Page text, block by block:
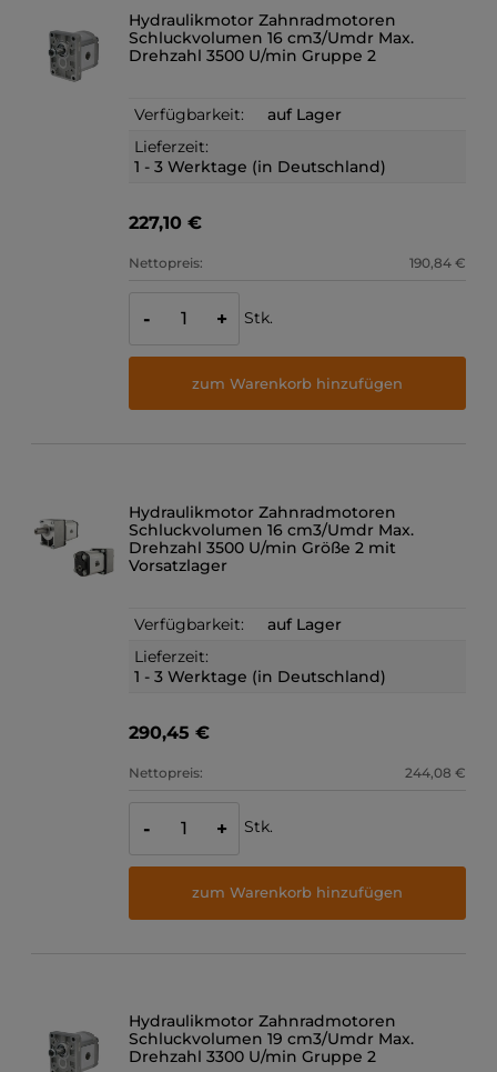
Hydraulikmotor Zahnradmotoren
Schluckvolumen 16 cm3/Umdr Max.
Drehzahl 3500 U/min Gruppe 2
Verfügbarkeit:
auf Lager
Lieferzeit:
1 - 3 Werktage (in Deutschland)
227,10 €
Nettopreis: 190,84 €
- + Stk.
zum Warenkorb hinzufügen
Hydraulikmotor Zahnradmotoren
Schluckvolumen 16 cm3/Umdr Max.
Drehzahl 3500 U/min Größe 2 mit
Vorsatzlager
Verfügbarkeit:
auf Lager
Lieferzeit:
1 - 3 Werktage (in Deutschland)
290,45 €
Nettopreis: 244,08 €
- + Stk.
zum Warenkorb hinzufügen
Hydraulikmotor Zahnradmotoren
Schluckvolumen 19 cm3/Umdr Max.
Drehzahl 3300 U/min Gruppe 2